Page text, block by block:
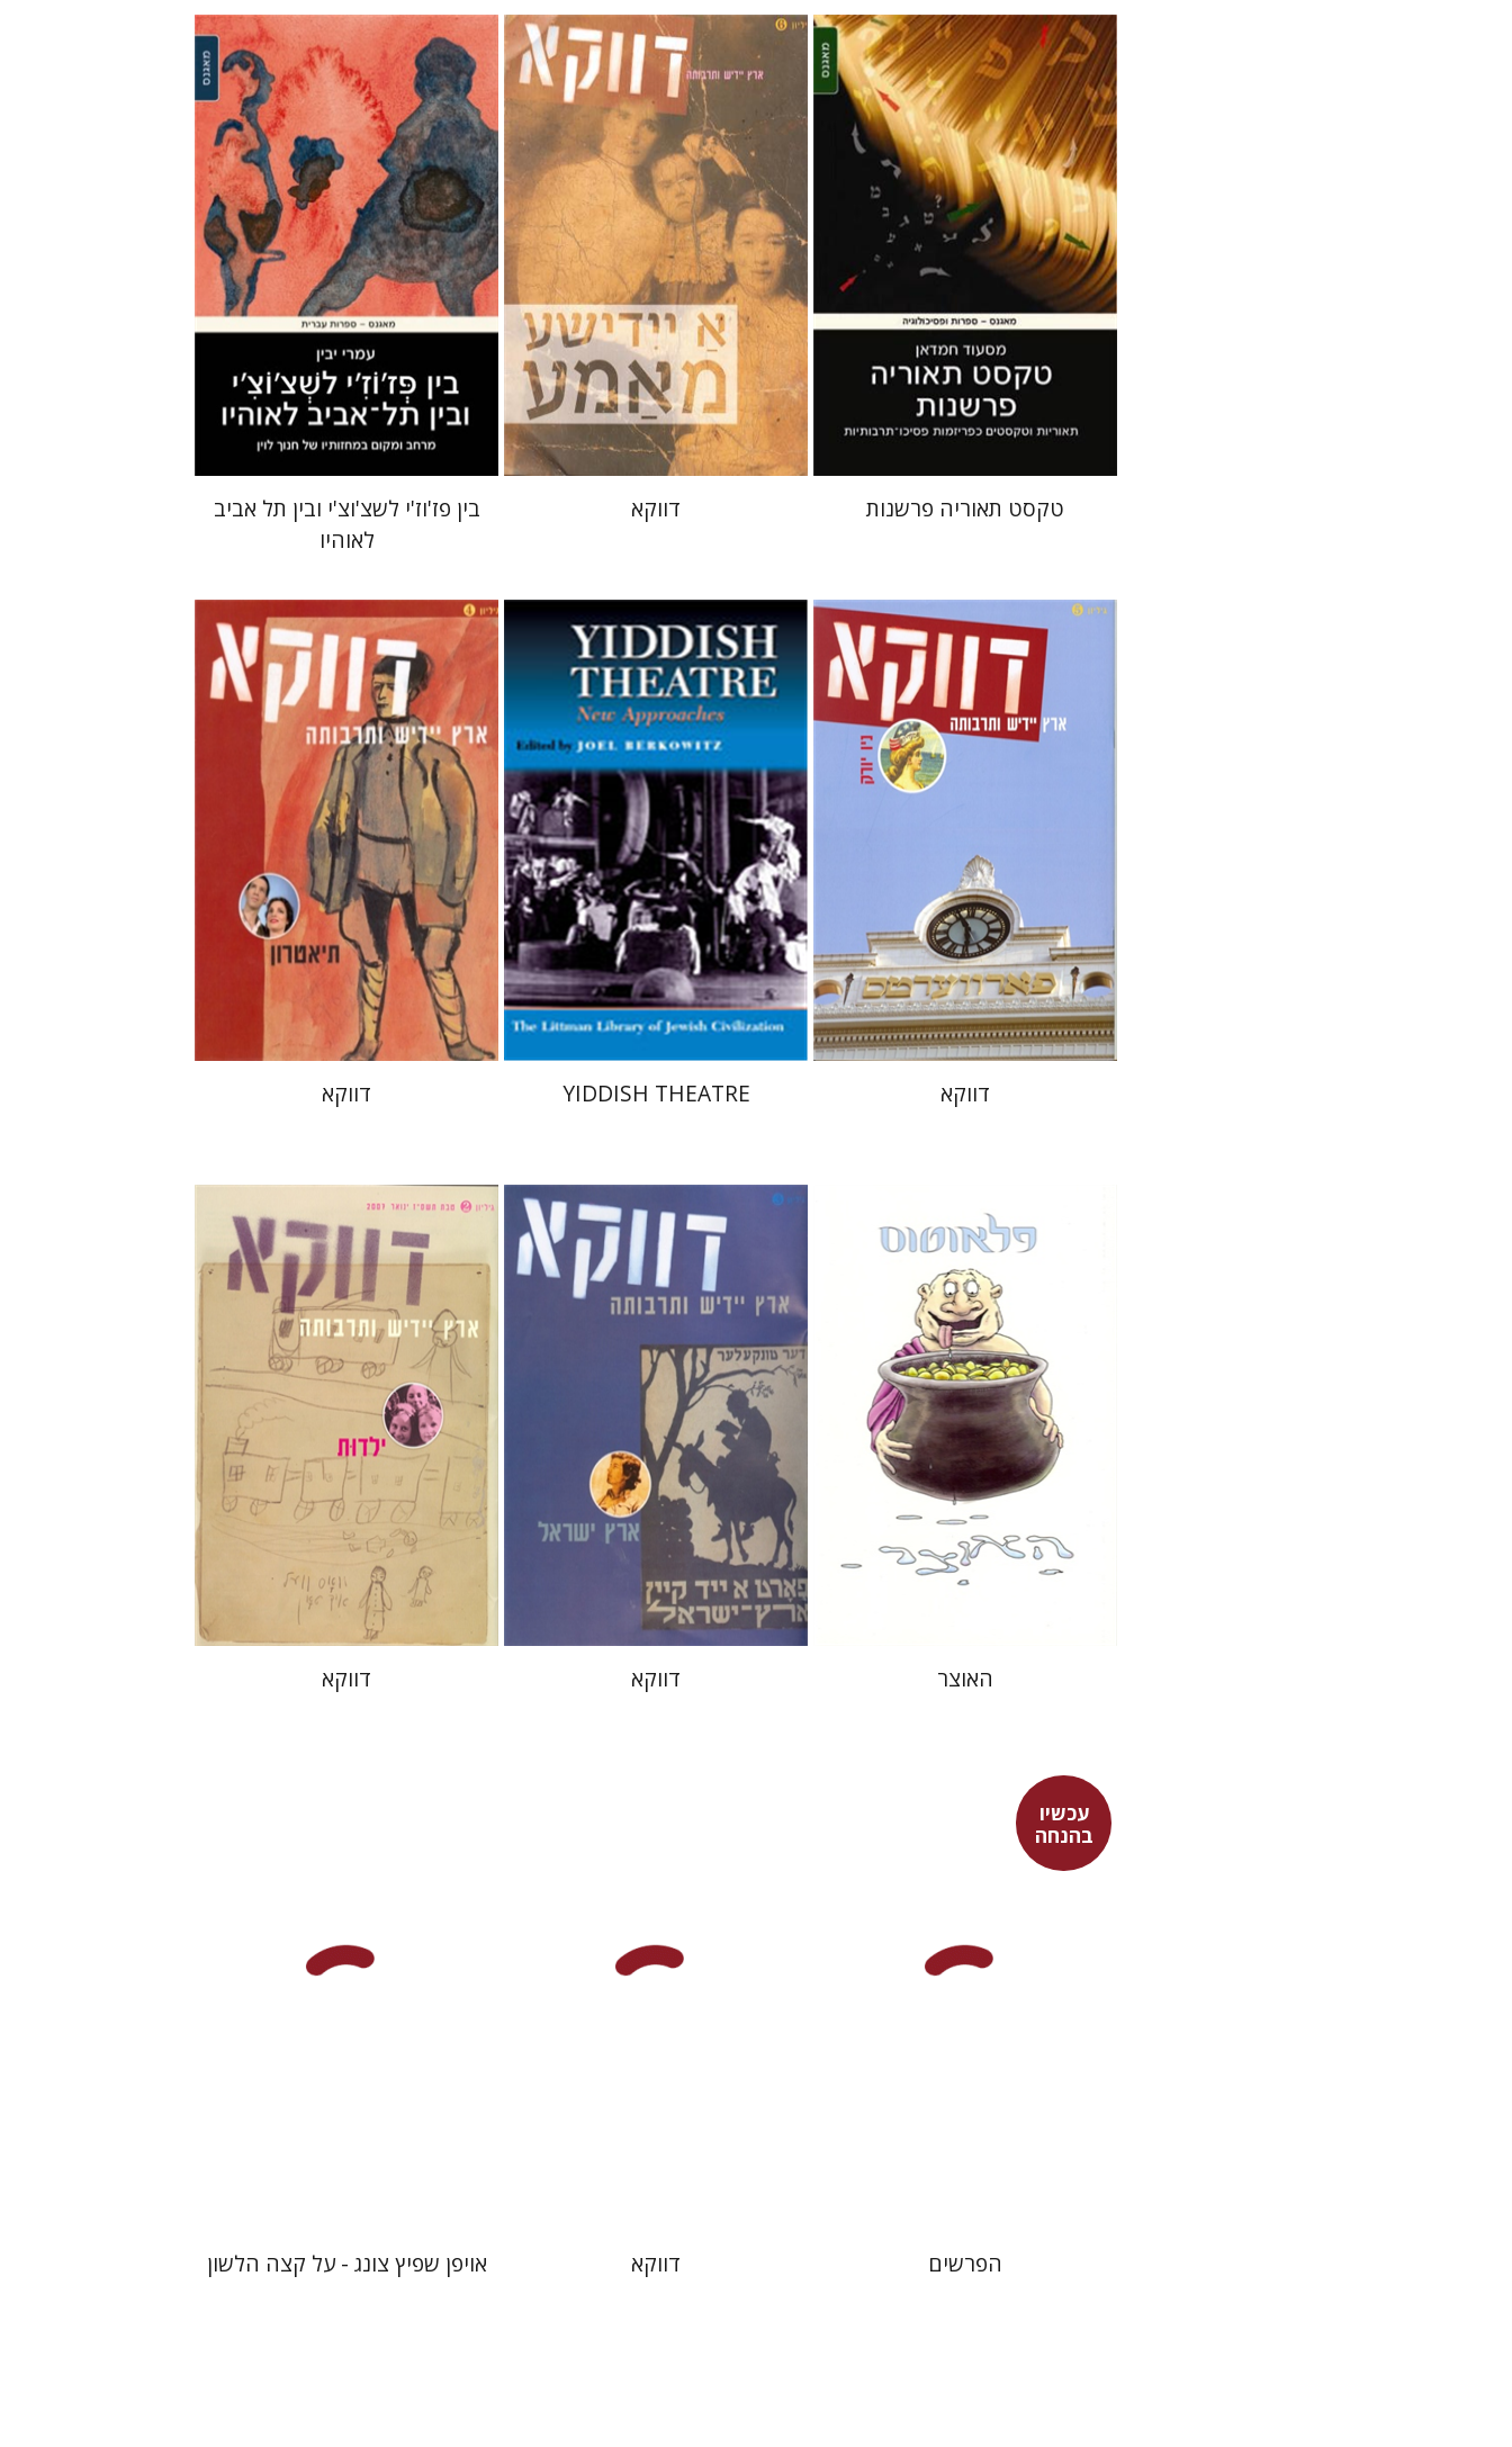
מסעוד חמדאן
הנחת אתר ספר מודפס
$28
$25
טקסט תאוריה פרשנות
חנה עמית בני מר
דווקא
עמרי יבין
הנחת אתר ספר מודפס
$32
$29
בין פז'וז'י לשצ'וצ'י ובין תל אביב
לאוהיו
חנה עמית בני מר
הנחת אתר ספר מודפס
$14
$13
דווקא
Joel Berkowitz
הנחת אתר ספר מודפס
$44
$40
YIDDISH THEATRE
בני מר חנה עמית
הנחת אתר ספר מודפס
$11
דווקא
פלאוטוס
דבורה גילולה
הנחת אתר ספר מודפס
$18
$16
האוצר
בני מר חנה עמית
הנחת אתר ספר מודפס
דווקא
בני מר חנה עמית
הנחת אתר ספר מודפס
$11
$10
דווקא
עכשיו
בהנחה
אריסטופאנס
דבורה גילולה
זיוה כספי
הפרשים דווקא אויפן שפיץ צונג - על קצה הלשון